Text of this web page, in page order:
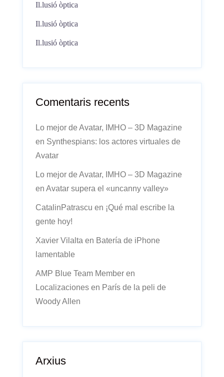
Il.lusió òptica
Il.lusió òptica
Il.lusió òptica
Comentaris recents
Lo mejor de Avatar, IMHO – 3D Magazine
en Synthespians: los actores virtuales de
Avatar
Lo mejor de Avatar, IMHO – 3D Magazine
en Avatar supera el «uncanny valley»
CatalinPatrascu en ¡Qué mal escribe la
gente hoy!
Xavier Vilalta en Batería de iPhone
lamentable
AMP Blue Team Member en
Localizaciones en París de la peli de
Woody Allen
Arxius